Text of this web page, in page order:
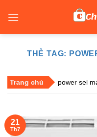
THẺ TAG:
Trang chủ power sel
21
Th7